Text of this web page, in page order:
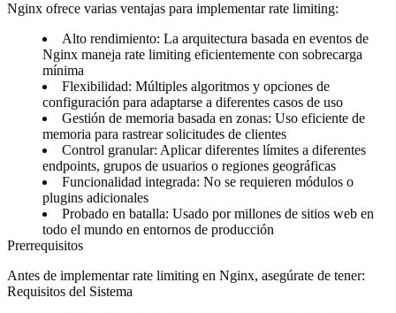
Nginx ofrece varias ventajas para implementar rate limiting:
Alto rendimiento: La arquitectura basada en eventos de
Nginx maneja rate limiting eficientemente con sobrecarga
mínima
Flexibilidad: Múltiples algoritmos y opciones de
configuración para adaptarse a diferentes casos de uso
Gestión de memoria basada en zonas: Uso eficiente de
memoria para rastrear solicitudes de clientes
Control granular: Aplicar diferentes límites a diferentes
endpoints, grupos de usuarios o regiones geográficas
Funcionalidad integrada: No se requieren módulos o
plugins adicionales
Probado en batalla: Usado por millones de sitios web en
todo el mundo en entornos de producción
Prerrequisitos
Antes de implementar rate limiting en Nginx, asegúrate de tener:
Requisitos del Sistema